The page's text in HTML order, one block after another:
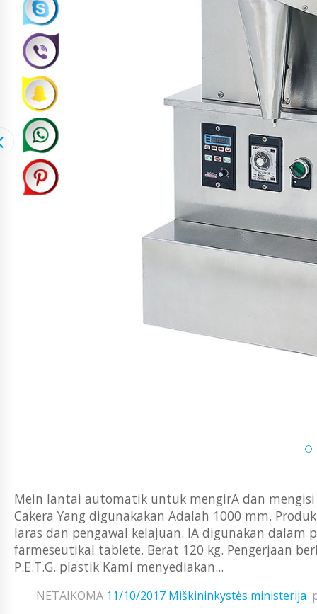
Mein lantai automatik untuk mengirA dan
Cakera Yang digunakakan Adalah 1000 mm.
laras dan pengawal kelajuan. IA digunakan dalam
farmeseutikal tablete. Berat 120 kg. Pengerjaan
P.E.T.G. plastik Kami menyediakan...
NETAIKOMA 11/10/2017 Miškininkystės ministerija